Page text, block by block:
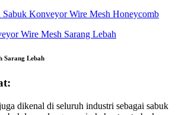
Sarang Lebah
dikenal di seluruh industri sebagai sabuk